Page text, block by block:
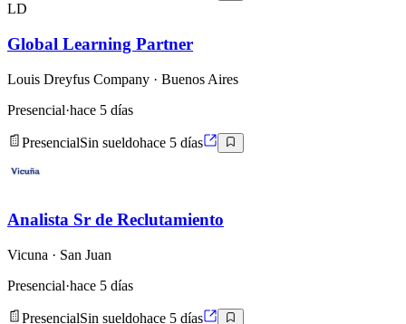
LD
Global Learning Partner
Louis Dreyfus Company · Buenos Aires
Presencial·hace 5 días
PresencialSin sueldohace 5 días
Analista Sr de Reclutamiento
Vicuna · San Juan
Presencial·hace 5 días
PresencialSin sueldohace 5 días